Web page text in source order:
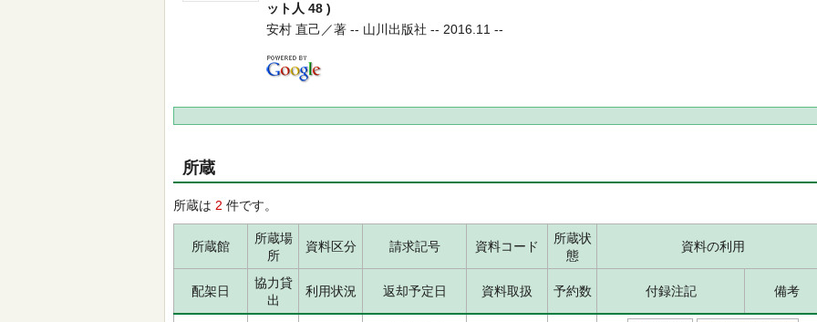
ット人 48 )
安村 直己／著 -- 山川出版社 -- 2016.11 --
所蔵
所蔵は 2 件です。
所蔵館
所蔵場
所
資料区分 請求記号 資料コード
所蔵状
態
資料の利用
配架日
協力貸
出
利用状況 返却予定日 資料取扱 予約数 付録注記 備考